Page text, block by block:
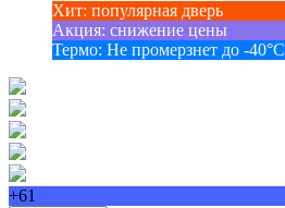
Хит: популярная дверь
Акция: снижение цены
Термо: Не промерзнет до -40°С
+61